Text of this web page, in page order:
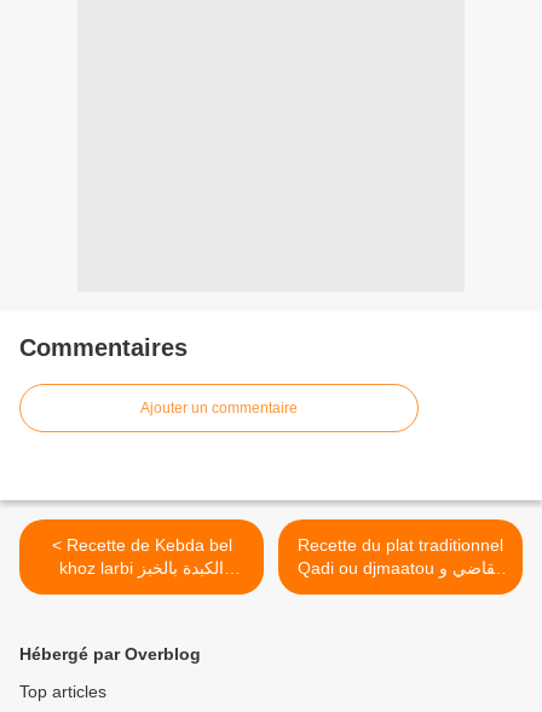
Commentaires
Ajouter un commentaire
< Recette de Kebda bel
khoz larbi ​​​​​​​الكبدة بالخبز
العربي
Recette du plat traditionnel
Qadi ou djmaatou القاضي و
جماعتو >
Hébergé par Overblog
Top articles